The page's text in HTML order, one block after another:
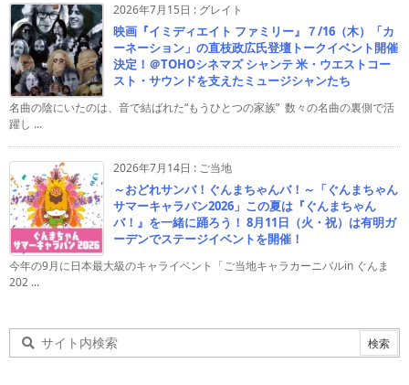
2026年7月15日 : グレイト
映画『イミディエイト ファミリー』７/16（木）「カ
ーネーション」の直枝政広氏登壇トークイベント開催
決定！＠TOHOシネマズ シャンテ 米・ウエストコー
スト・サウンドを支えたミュージシャンたち
名曲の陰にいたのは、音で結ばれた“もうひとつの家族” 数々の名曲の裏側で活
躍し ...
2026年7月14日 : ご当地
～おどれサンバ！ぐんまちゃんバ！～「ぐんまちゃん
サマーキャラバン2026」この夏は『ぐんまちゃん
バ！』を一緒に踊ろう！ 8月11日（火・祝）は有明ガ
ーデンでステージイベントを開催！
今年の9月に日本最大級のキャライベント「ご当地キャラカーニバルin ぐんま
202 ...